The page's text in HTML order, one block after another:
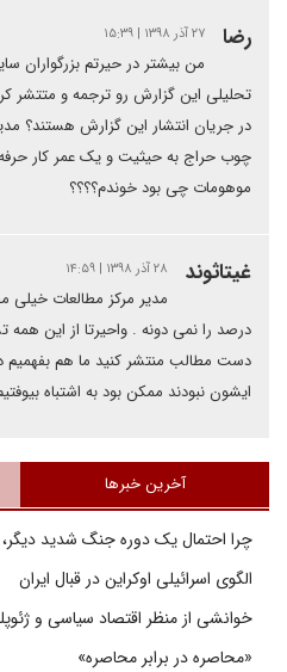
رضا ۲۷ آذر ۱۳۹۸ | ۱۵:۳۹
من بیشتر در حیرتم بزرگواران
تحلیلی این گزارش رو ترجمه و متتشر
در جریان انتشار این گزارش هستند؟
چوب حراج به حیثیت و یک عمر کار
موهومات چی بود خوندم؟؟؟؟
غیتاثوند ۲۸ آذر ۱۳۹۸ | ۱۴:۵۹
درصد را نمی دونه . واحیرتا از این همه
دست مطالب منتشر کنید ما هم بفهمیم
ایشون نبودند ممکن بود به اشتباه
آخرین خبرها
چرا احتمال یک دوره جنگ شدید دیگر،
الگوی اسرائیلی اوکراین در قبال ایران
خوانشی از منظر اقتصاد سیاسی و
«محاصره در برابر محاصره»